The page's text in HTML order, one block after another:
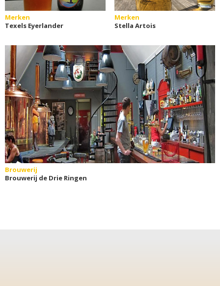
Merken
Texels Eyerlander
Merken
Stella Artois
Brouwerij
Brouwerij de Drie Ringen